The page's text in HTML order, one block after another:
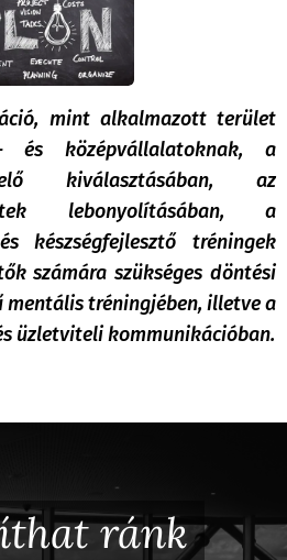
mint alkalmazott terület
középvállalatoknak, a
kiválasztásában, az
lebonyolításában, a
készségfejlesztő tréningek
számára szükséges döntési
tréningjében, illetve a
üzletviteli kommunikációban.
ránk